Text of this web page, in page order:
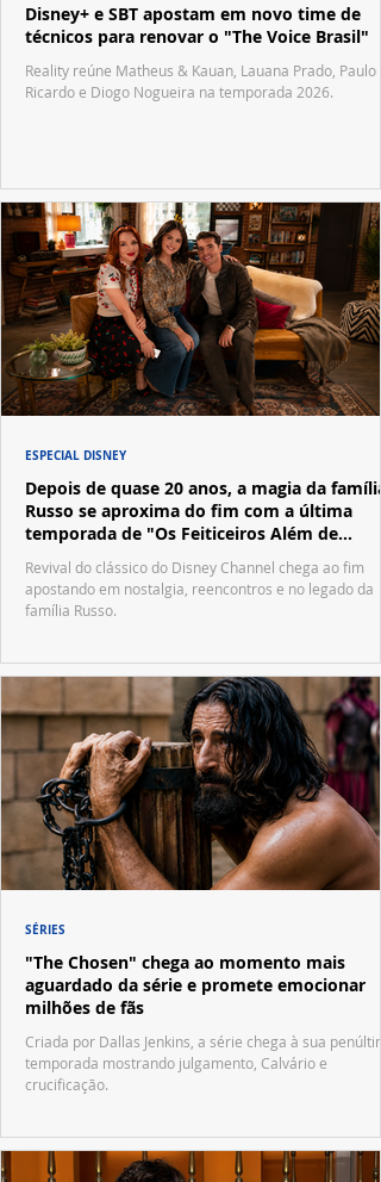
Disney+ e SBT apostam em novo time de
técnicos para renovar o "The Voice Brasil"
Reality reúne Matheus & Kauan, Lauana Prado, Paulo
Ricardo e Diogo Nogueira na temporada 2026.
Depois de quase 20 anos, a magia da família
Russo se aproxima do fim com a última
temporada de "Os Feiticeiros Além de
Revival do clássico do Disney Channel chega ao fim
apostando em nostalgia, reencontros e no legado da
família Russo.
ESPECIAL DISNEY
"The Chosen" chega ao momento mais
aguardado da série e promete emocionar
milhões de fãs
Criada por Dallas Jenkins, a série chega à sua
temporada mostrando julgamento, Calvário e
crucificação.
SÉRIES